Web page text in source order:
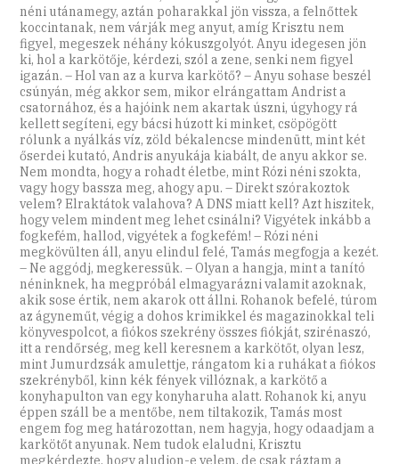
néni utánamegy, aztán poharakkal jön vissza, a felnőttek
koccintanak, nem várják meg anyut, amíg Krisztu nem
figyel, megeszek néhány kókuszgolyót. Anyu idegesen jön
ki, hol a karkötője, kérdezi, szól a zene, senki nem figyel
igazán. – Hol van az a kurva karkötő? – Anyu sohase beszél
csúnyán, még akkor sem, mikor elrángattam Andrist a
csatornához, és a hajóink nem akartak úszni, úgyhogy rá
kellett segíteni, egy bácsi húzott ki minket, csöpögött
rólunk a nyálkás víz, zöld békalencse mindenütt, mint két
őserdei kutató, Andris anyukája kiabált, de anyu akkor se.
Nem mondta, hogy a rohadt életbe, mint Rózi néni szokta,
vagy hogy bassza meg, ahogy apu. – Direkt szórakoztok
velem? Elraktátok valahova? A DNS miatt kell? Azt hiszitek,
hogy velem mindent meg lehet csinálni? Vigyétek inkább a
fogkefém, hallod, vigyétek a fogkefém! – Rózi néni
megkövülten áll, anyu elindul felé, Tamás megfogja a kezét.
– Ne aggódj, megkeressük. – Olyan a hangja, mint a tanító
néninknek, ha megpróbál elmagyarázni valamit azoknak,
akik sose értik, nem akarok ott állni. Rohanok befelé, túrom
az ágyneműt, végig a dohos krimikkel és magazinokkal teli
könyvespolcot, a fiókos szekrény összes fiókját, szirénaszó,
itt a rendőrség, meg kell keresnem a karkötőt, olyan lesz,
mint Jumurdzsák amulettje, rángatom ki a ruhákat a fiókos
szekrényből, kinn kék fények villóznak, a karkötő a
konyhapulton van egy konyharuha alatt. Rohanok ki, anyu
éppen száll be a mentőbe, nem tiltakozik, Tamás most
engem fog meg határozottan, nem hagyja, hogy odaadjam a
karkötőt anyunak. Nem tudok elaludni, Krisztu
megkérdezte, hogy aludjon-e velem, de csak ráztam a